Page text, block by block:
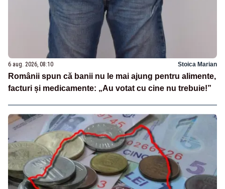
6 aug. 2026, 08:10 Stoica Marian
Românii spun că banii nu le mai ajung pentru alimente,
facturi și medicamente: „Au votat cu cine nu trebuie!”